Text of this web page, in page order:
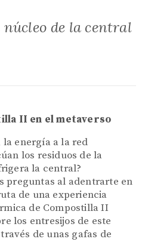
de la central
II en el metaverso
la energía a la red
los residuos de la
la central?
preguntas al adentrarte en
de una experiencia
de Compostilla II
los entresijos de este
de unas gafas de